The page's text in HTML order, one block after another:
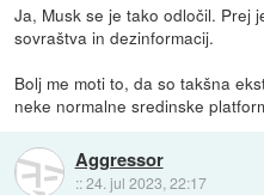
Ja, Musk se je tako odločil. Prej
sovraštva in dezinformacij.
Bolj me moti to, da so takšna
neke normalne sredinske
Aggressor
::24. jul 2023, 22:17